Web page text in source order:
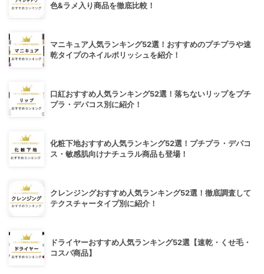
色&ラメ入り商品を徹底比較！
マニキュア人気ランキング52選！おすすめのプチプラや速
乾タイプのネイルポリッシュを紹介！
口紅おすすめ人気ランキング52選！落ちないリップをプチ
プラ・デパコス別に紹介！
化粧下地おすすめ人気ランキング52選！プチプラ・デパコ
ス・敏感肌向けナチュラル商品も登場！
クレンジングおすすめ人気ランキング52選！徹底調査して
テクスチャータイプ別に紹介！
ドライヤーおすすめ人気ランキング52選【速乾・くせ毛・
コスパ商品】